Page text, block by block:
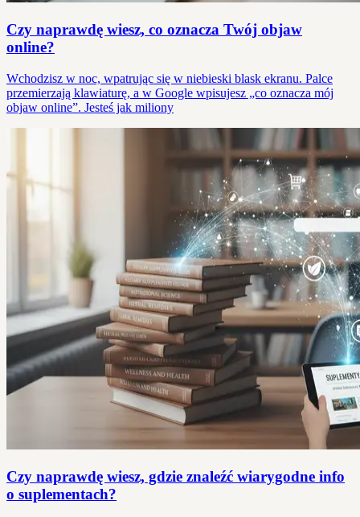
Czy naprawdę wiesz, co oznacza Twój objaw
online?
Wchodzisz w noc, wpatrując się w niebieski blask ekranu. Palce
przemierzają klawiaturę, a w Google wpisujesz „co oznacza mój
objaw online”. Jesteś jak miliony
Czy naprawdę wiesz, gdzie znaleźć wiarygodne info
o suplementach?